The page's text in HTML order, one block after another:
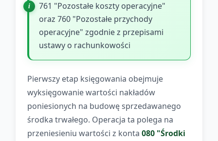
761 "Pozostałe koszty operacyjne"
oraz 760 "Pozostałe przychody
operacyjne" zgodnie z przepisami
ustawy o rachunkowości
Pierwszy etap księgowania obejmuje
wyksięgowanie wartości nakładów
poniesionych na budowę sprzedawanego
środka trwałego. Operacja ta polega na
przeniesieniu wartości z konta 080 "Środki